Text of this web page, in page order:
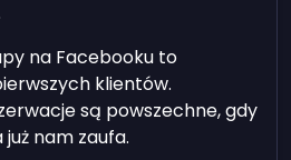
na Facebooku to
klientów.
są powszechne, gdy
nam zaufa.